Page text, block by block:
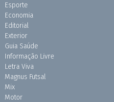
Esporte
Economia
Editorial
Exterior
Guia Saúde
Informação Livre
Letra Viva
Magnus Futsal
Mix
Motor